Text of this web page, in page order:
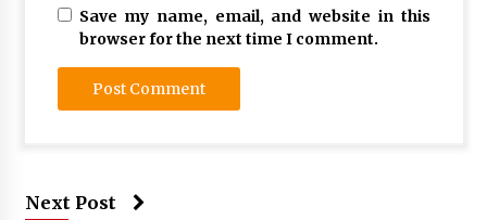
Save my name, email, and website in this
browser for the next time I comment.
Next Post